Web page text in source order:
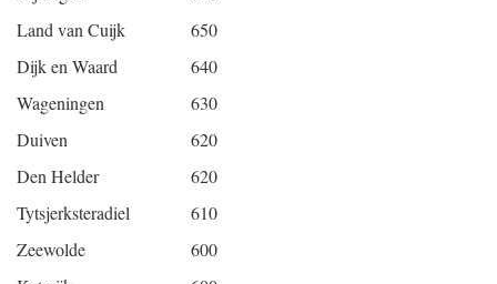
Land van Cuijk
650
Dijk en Waard
640
Wageningen
630
Duiven
620
Den Helder
620
Tytsjerksteradiel
610
Zeewolde
600